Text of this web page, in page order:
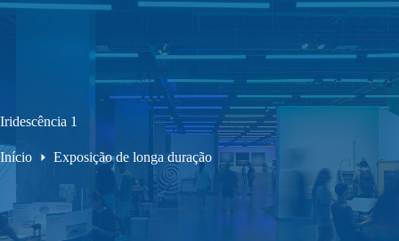
Iridescência 1
Início Exposição de longa duração